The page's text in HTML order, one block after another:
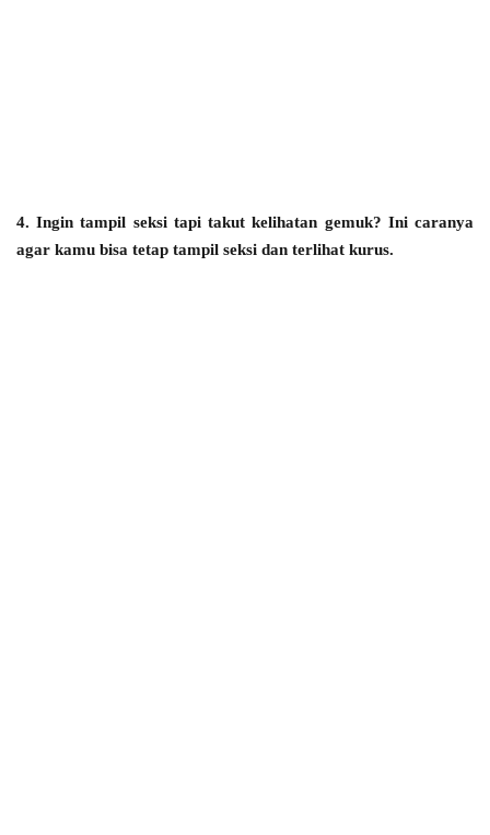
4. Ingin tampil seksi tapi takut kelihatan gemuk? Ini caranya
agar kamu bisa tetap tampil seksi dan terlihat kurus.